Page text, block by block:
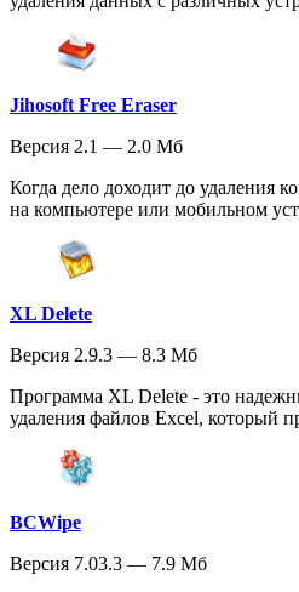
Jihosoft Free Eraser
Версия 2.1 — 2.0 Мб
Когда дело доходит до удаления
на компьютере или мобильном
XL Delete
Версия 2.9.3 — 8.3 Мб
Программа XL Delete - это
удаления файлов Excel, который
BCWipe
Версия 7.03.3 — 7.9 Мб